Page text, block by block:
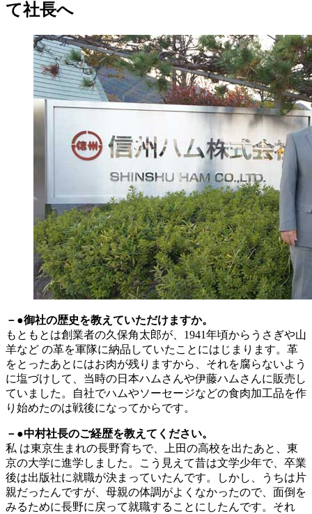
て社長へ
－●御社の歴史を教えていただけますか。
もともとは創業者の久保角太郎が、1941年頃からうさぎや山
羊など の革を軍隊に納品していたことにはじまります。革
をとったあとにはお肉が残りますから、それを腐らないよう
に塩づけして、当時の日本ハムさんや伊藤ハムさんに販売し
ていました。自社でハムやソーセージなどの食肉加工品を作
り始めたのは戦後になってからです。
－●中村社長のご経歴を教えてください。
私 は東京生まれの長野育ちで、上田の高校を出たあと、東
京の大学に進学しました。こう見えて昔は文学少年で、卒業
後は出版社に就職が決まっていたんです。しかし、うちは片
親だったんですが、母親の体調がよくなかったので、面倒を
みるために長野に戻って就職することにしたんです。それ